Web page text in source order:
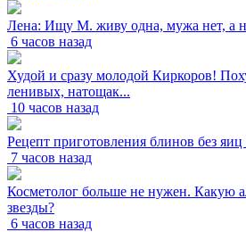
Лена: Ищу М. живу одна, мужа нет, а
6 часов назад
Худой и сразу молодой Киркоров!
ленивых, натощак...
10 часов назад
Рецепт приготовления блинов без
7 часов назад
Косметолог больше не нужен. Какую
звезды?
6 часов назад